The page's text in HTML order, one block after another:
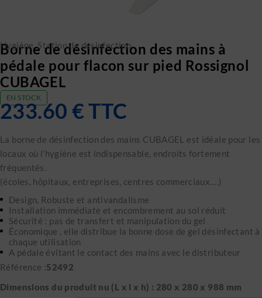
Hygiène,Station de desinfection
Borne de désinfection des mains à
pédale pour flacon sur pied Rossignol
CUBAGEL
EN STOCK
233.60 €TTC
La borne de désinfection des mains CUBAGEL est idéale pour les
locaux où l’hygiène est indispensable, endroits fortement
fréquentés.
(écoles, hôpitaux, entreprises, centres commerciaux….)
Design, Robuste et antivandalisme
Installation immédiate et encombrement au sol réduit
Sécurité : pas de transfert et manipulation du gel
Économique , elle distribue la bonne dose de gel désinfectant à
chaque utilisation
A pédale évitant le contact des mains avec le distributeur
Référence :52492
Dimensions du produit nu (L x l x h) : 280 x 280 x 988 mm